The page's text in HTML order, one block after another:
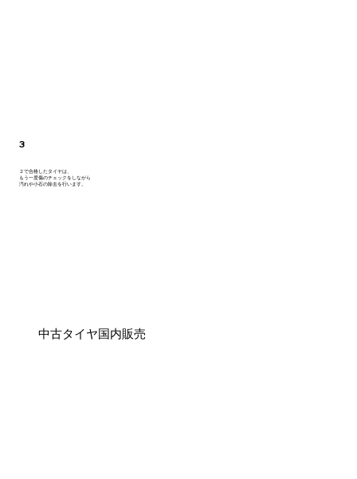
3
２で合格したタイヤは、
もう一度傷のチェックをしながら
​汚れや小石の除去を行います。
​中古タイヤ国内販売